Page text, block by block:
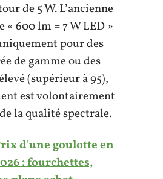
de 5 W. L’ancienne
« 600 lm = 7 W LED »
pour des
de gamme ou des
(supérieur à 95),
est volontairement
la qualité spectrale.
d'une goulotte en
: fourchettes,